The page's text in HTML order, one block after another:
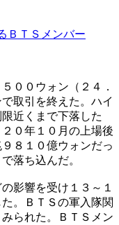
ＢＴＳメンバー
００ウォン（２４．
取引を終えた。ハイ
近くまで下落した
０年１０月の上場後
８１０億ウォンだっ
落ち込んだ。
影響を受け１３～１
。ＢＴＳの軍入隊関
られた。ＢＴＳメン